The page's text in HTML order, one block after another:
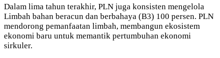
Dalam lima tahun terakhir, PLN juga konsisten mengelola
Limbah bahan beracun dan berbahaya (B3) 100 persen. PLN
mendorong pemanfaatan limbah, membangun ekosistem
ekonomi baru untuk memantik pertumbuhan ekonomi
sirkuler.